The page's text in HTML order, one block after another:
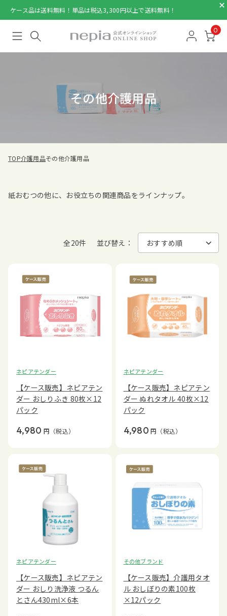
ケース品は送料無料！単品は税込3,300円以上で送料無料！
0
その他介護用品
TOP介護用品その他介護用品
紙おむつの他に、お役立ちの関連商品をラインナップ。
全20件 並び替え：
ネピアテンダー
【ケース販売】ネピアテン
ダー おしりふき 80枚×12
パック
4,980 円 （税込）
ネピアテンダー
【ケース販売】ネピアテン
ダー ぬれタオル 40枚×12
パック
4,980 円 （税込）
ネピアテンダー
【ケース販売】ネピアテン
ダー おしり洗浄液 つるん
とさん430ml×6本
その他ブランド
【ケース販売】介護用タオ
ル おしぼりの素100枚
×12パック